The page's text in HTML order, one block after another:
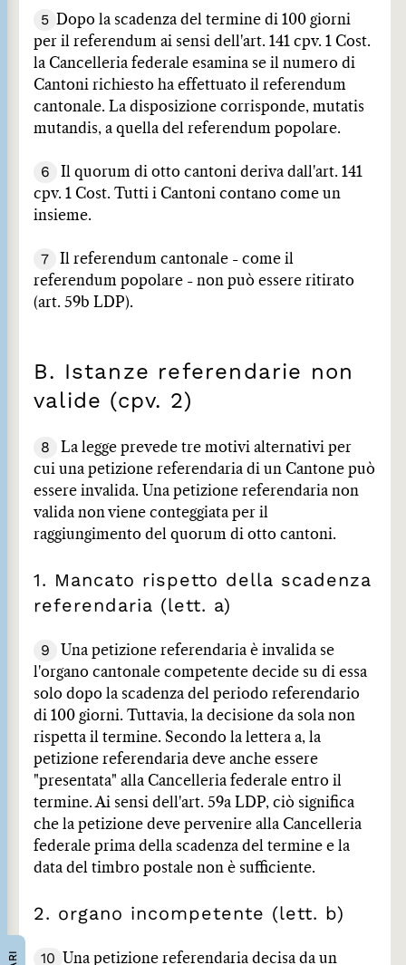
5
Dopo la scadenza del termine di 100 giorni
per il referendum ai sensi dell'art. 141 cpv. 1 Cost.
la Cancelleria federale esamina se il numero di
Cantoni richiesto ha effettuato il referendum
cantonale. La disposizione corrisponde, mutatis
mutandis, a quella del referendum popolare.
6
Il quorum di otto cantoni deriva dall'art. 141
cpv. 1 Cost. Tutti i Cantoni contano come un
insieme.
7
Il referendum cantonale - come il
referendum popolare - non può essere ritirato
(art. 59b LDP).
B. Istanze referendarie non
valide (cpv. 2)
8
La legge prevede tre motivi alternativi per
cui una petizione referendaria di un Cantone può
essere invalida. Una petizione referendaria non
valida non viene conteggiata per il
raggiungimento del quorum di otto cantoni.
1. Mancato rispetto della scadenza
referendaria (lett. a)
9
Una petizione referendaria è invalida se
l'organo cantonale competente decide su di essa
solo dopo la scadenza del periodo referendario
di 100 giorni. Tuttavia, la decisione da sola non
rispetta il termine. Secondo la lettera a, la
petizione referendaria deve anche essere
"presentata" alla Cancelleria federale entro il
termine. Ai sensi dell'art. 59a LDP, ciò significa
che la petizione deve pervenire alla Cancelleria
federale prima della scadenza del termine e la
data del timbro postale non è sufficiente.
2. organo incompetente (lett. b)
10 Una petizione referendaria decisa da un